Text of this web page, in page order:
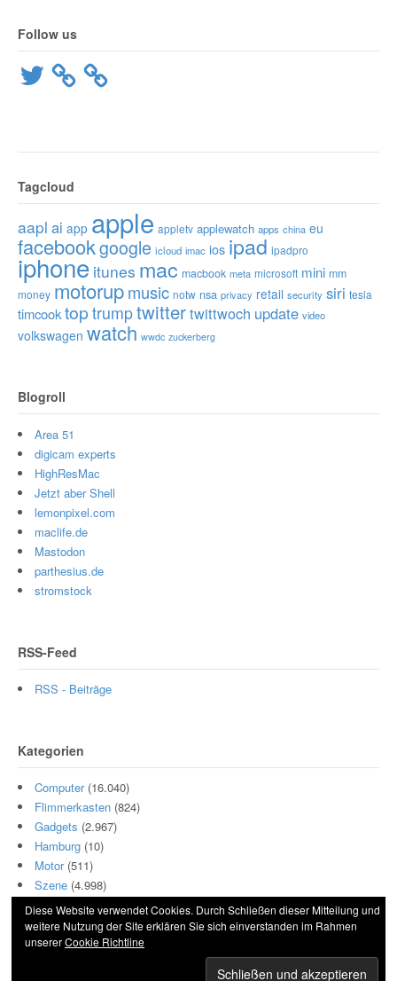
Follow us
Twitter
Tagcloud
aapl ai app apple appletv applewatch apps china eu
facebookgoogle icloud imac ios ipad ipadpro
iphone itunes mac macbook meta microsoft mini mm
money motorupmusic notw nsa privacy retail security siri tesla
timcooktop trumptwittertwittwoch update video
volkswagen watch wwdc zuckerberg
Blogroll
Area 51
digicam experts
HighResMac
Jetzt aber Shell
lemonpixel.com
maclife.de
Mastodon
parthesius.de
stromstock
RSS-Feed
RSS - Beiträge
Kategorien
Computer(16.040)
Flimmerkasten (824)
Gadgets (2.967)
Hamburg (10)
Motor(511)
Szene (4.998)
© 2026 Hightech und Blech. All Rights Reserved.
Diese Website verwendet Cookies. Durch Schließen dieser Mitteilung und
weitere Nutzung der Site erklären Sie sich einverstanden im Rahmen
unsererCookie Richtline